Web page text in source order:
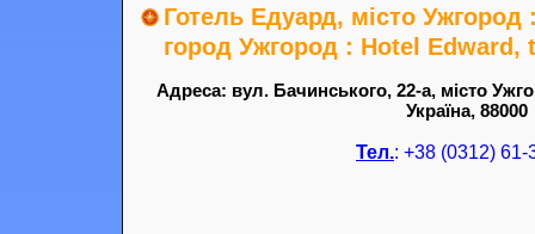
Готель Едуард, місто
город Ужгород : Hotel Edward,
Адреса: вул. Бачинського, 22-a, місто
Україна, 88000
Тел.: +38 (0312) 61-